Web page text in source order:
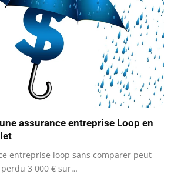
assurance entreprise Loop en
entreprise loop sans comparer peut
3 000 € sur…